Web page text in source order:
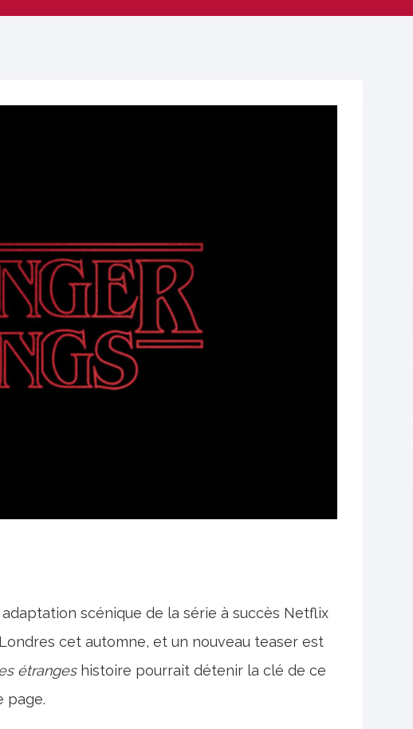
adaptation scénique de la série à succès Netflix
cet automne, et un nouveau teaser est
étranges histoire pourrait détenir la clé de ce
page.